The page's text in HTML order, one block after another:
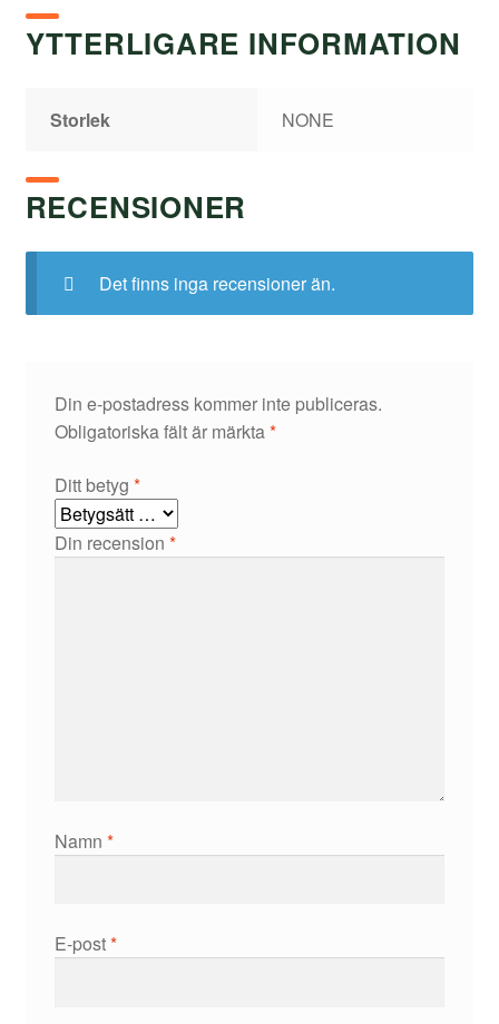
YTTERLIGARE INFORMATION
Storlek NONE
RECENSIONER
Det finns inga recensioner än.
Din e-postadress kommer inte publiceras.
Obligatoriska fält är märkta*
Ditt betyg *
Din recension *
Namn *
E-post*